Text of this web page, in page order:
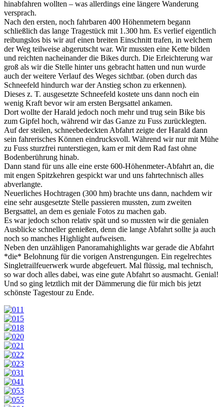
hinabfahren wollten – was allerdings eine längere Wanderung
versprach.
Nach den ersten, noch fahrbaren 400 Höhenmetern begann
schließlich das lange Tragestück mit 1.300 hm. Es verlief eigentlich
reibungslos bis wir auf einen breiten Einschnitt trafen, in welchem
der Weg teilweise abgerutscht war. Wir mussten eine Kette bilden
und reichten nacheinander die Bikes durch. Die Erleichterung war
groß als wir die Stelle hinter uns gebracht hatten und nun wurde
auch der weitere Verlauf des Weges sichtbar. (oben durch das
Schneefeld hindurch war der Anstieg schon zu erkennen).
Dieses z. T. ausgesetzte Schneefeld kostete uns dann noch ein
wenig Kraft bevor wir am ersten Bergsattel ankamen.
Dort wollte der Harald jedoch noch mehr und trug sein Bike bis
zum Gipfel hoch, während wir das Ganze zu Fuss zurücklegten.
Auf der steilen, schneebedeckten Abfahrt zeigte der Harald dann
sein fahrerisches Können eindrucksvoll. Während wir nur mit Mühe
zu Fuss sturzfrei runterstiegen, kam er mit dem Rad fast ohne
Bodenberührung hinab.
Dann stand für uns alle eine erste 600-Höhenmeter-Abfahrt an, die
mit engen Spitzkehren gespickt war und uns fahrtechnisch alles
abverlangte.
Neuerliches Hochtragen (300 hm) brachte uns dann, nachdem wir
eine sehr ausgesetzte Stelle passieren mussten, zum zweiten
Bergsattel, an dem es geniale Fotos zu machen gab.
Es war jedoch schon relativ spät und so mussten wir die genialen
Ausblicke schneller genießen, denn die lange Abfahrt sollte ja auch
noch so manches Highlight aufweisen.
Neben den unzähligen Panoramahighlights war gerade die Abfahrt
*die* Belohnung für die vorigen Anstrengungen. Ein regelrechtes
Singletrailfeuerwerk wurde abgefeuert. Mal flüssig, mal technisch,
so war doch alles dabei, was eine gute Abfahrt so ausmacht. Genial!
Und so ging letztlich mit der Dämmerung die für mich bis jetzt
schönste Tagestour zu Ende.